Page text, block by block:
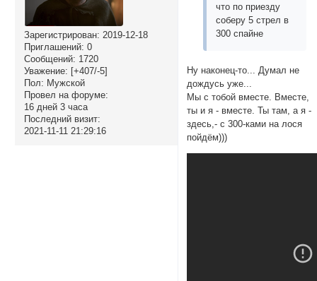
Зарегистрирован: 2019-12-18
Приглашений: 0
Сообщений: 1720
Уважение: [+407/-5]
Пол: Мужской
Провел на форуме:
16 дней 3 часа
Последний визит:
2021-11-11 21:29:16
что по приезду
соберу 5 стрел в
300 спайне
Ну наконец-то... Думал не
дождусь уже...
Мы с тобой вместе. Вместе,
ты и я - вместе. Ты там, а я -
здесь,- с 300-ками на лося
пойдём)))